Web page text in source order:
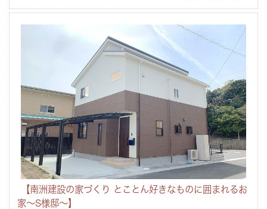
【南洲建設の家づくり とことん好きなものに囲まれるお
家～S様邸～】